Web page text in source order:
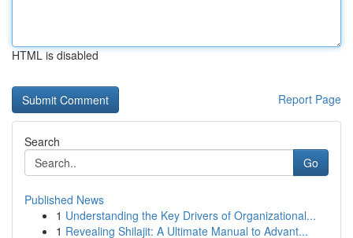
HTML is disabled
Report Page
Search
Go
Published News
1 Understanding the Key Drivers of Organizational...
1 Revealing Shilajit: A Ultimate Manual to Advant...